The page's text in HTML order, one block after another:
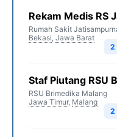
Rekam Medis RS
Rumah Sakit
Bekasi, Jawa Barat
2
Staf Piutang RSU
RSU Brimedika Malang
Jawa Timur, Malang
2